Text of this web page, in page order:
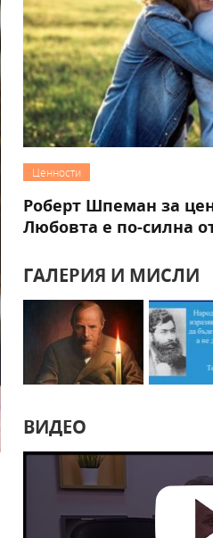
Ценности
Роберт Шпеман за
Любовта е по-силна
ГАЛЕРИЯ И МИСЛИ
ВИДЕО